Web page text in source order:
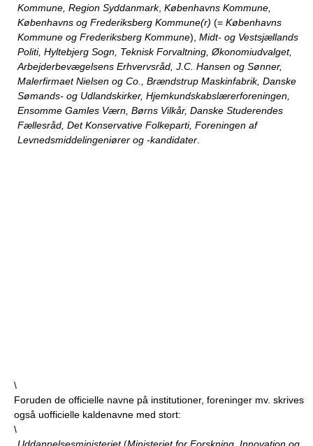
Kommune, Region Syddanmark, Københavns Kommune,
Københavns og Frederiksberg Kommune(r) (= Københavns
Kommune og Frederiksberg Kommune), Midt- og Vestsjællands
Politi, Hyltebjerg Sogn, Teknisk Forvaltning, Økonomiudvalget,
Arbejderbevægelsens Erhvervsråd, J.C. Hansen og Sønner,
Malerfirmaet Nielsen og Co., Brændstrup Maskinfabrik, Danske
Sømands- og Udlandskirker, Hjemkundskabslærerforeningen,
Ensomme Gamles Værn, Børns Vilkår, Danske Studerendes
Fællesråd, Det Konservative Folkeparti, Foreningen af
Levnedsmiddelingeniører og -kandidater
\
Foruden de officielle navne på institutioner, foreninger mv. skrives
også uofficielle kaldenavne med stort:
\